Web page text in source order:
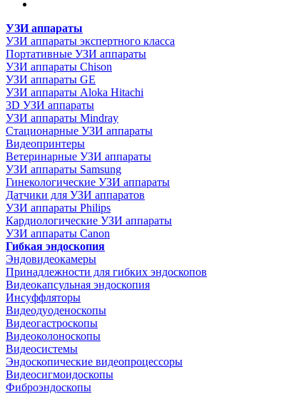
УЗИ аппараты
УЗИ аппараты экспертного класса
Портативные УЗИ аппараты
УЗИ аппараты Chison
УЗИ аппараты GE
УЗИ аппараты Aloka Hitachi
3D УЗИ аппараты
УЗИ аппараты Mindray
Стационарные УЗИ аппараты
Видеопринтеры
Ветеринарные УЗИ аппараты
УЗИ аппараты Samsung
Гинекологические УЗИ аппараты
Датчики для УЗИ аппаратов
УЗИ аппараты Philips
Кардиологические УЗИ аппараты
УЗИ аппараты Canon
Гибкая эндоскопия
Эндовидеокамеры
Принадлежности для гибких эндоскопов
Видеокапсульная эндоскопия
Инсуффляторы
Видеодуоденоскопы
Видеогастроскопы
Видеоколоноскопы
Видеосистемы
Эндоскопические видеопроцессоры
Видеосигмоидоскопы
Фиброэндоскопы